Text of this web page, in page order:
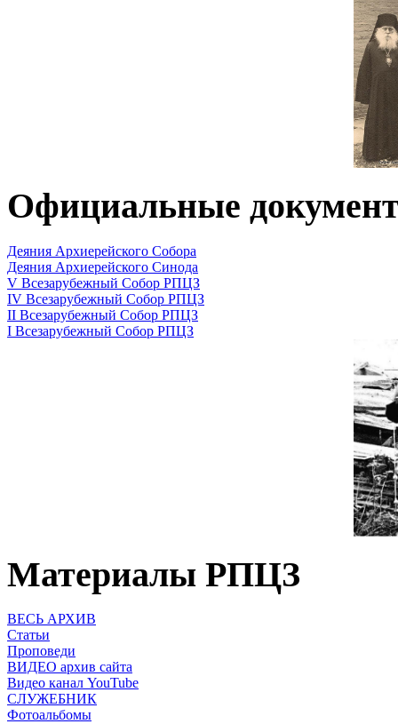
Официальные
Деяния Архиерейского Собора
Деяния Архиерейского Синода
V Всезарубежный Собор РПЦЗ
IV Всезарубежный Собор РПЦЗ
II Всезарубежный Собор РПЦЗ
I Всезарубежный Собор РПЦЗ
Материалы РПЦЗ
ВЕСЬ АРХИВ
Статьи
Проповеди
ВИДЕО архив сайта
Видео канал YouTube
СЛУЖЕБНИК
Фотоальбомы